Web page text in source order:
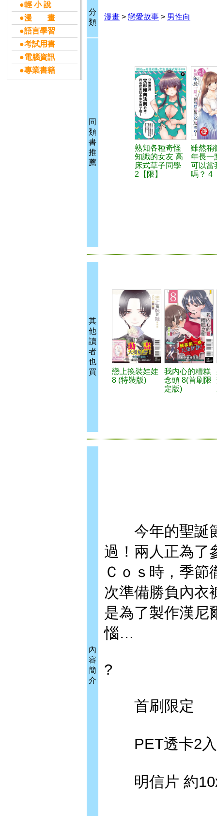
●輕 小 說
●漫 畫
●語言學習
●考試用書
●電腦資訊
●專業書籍
分
類
漫畫 > 戀愛故事 > 男性向
同
類
書
推
薦
熟知各種奇怪
知識的女友 高
床式草子同學
2【限】
雖然稍
年長一
可以當
嗎？ 4
其
他
讀
者
也
買
戀上換裝娃娃
8 (特裝版)
我內心的糟糕
念頭 8(首刷限
定版)
內
容
簡
介
今年的聖誕節
過！兩人正為了
Ｃｏｓ時，季
次準備勝負內衣
是為了製作漢尼
惱…
?
首刷限定
PET透卡2入
明信片 約